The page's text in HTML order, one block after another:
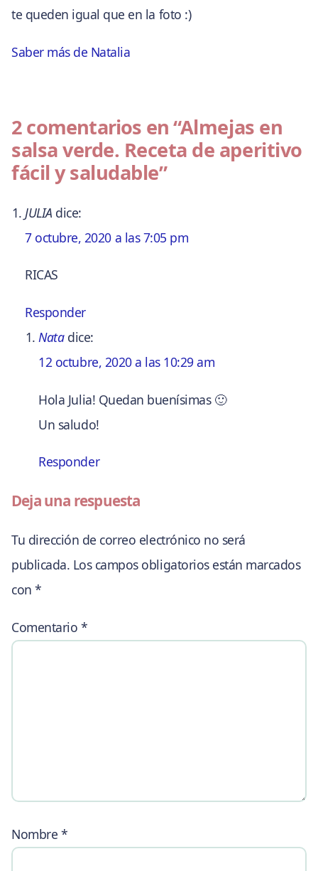
te queden igual que en la foto :)
Saber más de Natalia
2 comentarios en“Almejas en
salsa verde. Receta de aperitivo
fácil y saludable”
JULIA dice:
7 octubre, 2020 a las 7:05 pm
RICAS
Responder
Nata dice:
12 octubre, 2020 a las 10:29 am
Hola Julia! Quedan buenísimas 🙂
Un saludo!
Responder
Deja una respuesta
Tu dirección de correo electrónico no será
publicada. Los campos obligatorios están marcados
con*
Comentario *
Nombre *